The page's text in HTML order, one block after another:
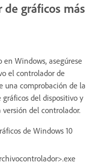
gráficos más
en Windows, asegúrese
el controlador de
una comprobación de la
del dispositivo y
del controlador.
de Windows 10